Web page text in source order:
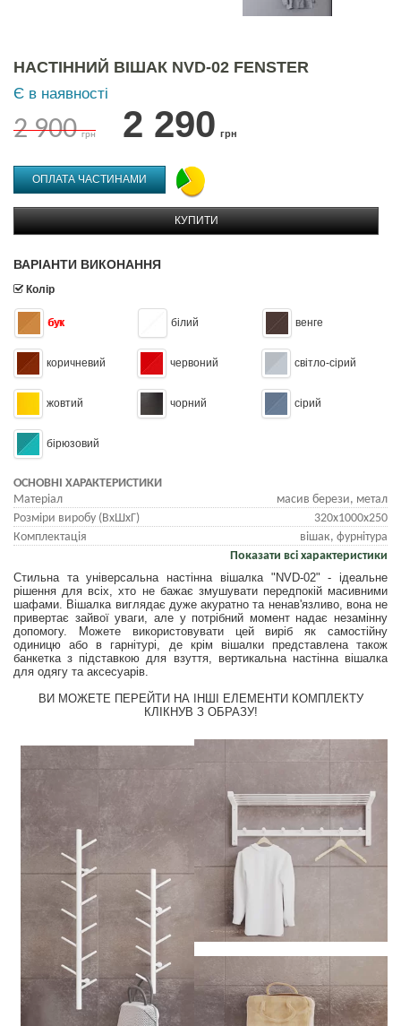
НАСТІННИЙ ВІШАК NVD-02 FENSTER
Є в наявності
2 900 грн 2 290 грн
ОПЛАТА ЧАСТИНАМИ
КУПИТИ
ВАРІАНТИ ВИКОНАННЯ
Колір
бук білий венге
коричневий червоний світло-сірий
жовтий чорний сірий
бірюзовий
ОСНОВНІ ХАРАКТЕРИСТИКИ
Матеріал
масив берези, метал
Розміри виробу (ВхШхГ)
320x1000x250
Комплектація
вішак, фурнітура
Показати всі характеристики
Стильна та універсальна настінна вішалка "NVD-02" - ідеальне
рішення для всіх, хто не бажає змушувати передпокій масивними
шафами. Вішалка виглядає дуже акуратно та ненав'язливо, вона не
привертає зайвої уваги, але у потрібний момент надає незамінну
допомогу. Можете використовувати цей виріб як самостійну
одиницю або в гарнітурі, де крім вішалки представлена ​​також
банкетка з підставкою для взуття, вертикальна настінна вішалка
для одягу та аксесуарів.
ВИ МОЖЕТЕ ПЕРЕЙТИ НА ІНШІ ЕЛЕМЕНТИ КОМПЛЕКТУ
КЛІКНУВ З ОБРАЗУ!